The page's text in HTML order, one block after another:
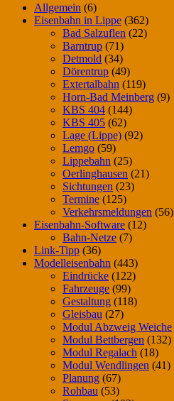
Allgemein (6)
Eisenbahn in Lippe (362)
Bad Salzuflen (22)
Barntrup (71)
Detmold (34)
Dörentrup (49)
Extertalbahn (119)
Horn-Bad Meinberg (9)
KBS 404 (144)
KBS 405 (62)
Lage (Lippe) (92)
Lemgo (59)
Lippebahn (25)
Oerlinghausen (21)
Sichtungen (23)
Termine (125)
Verkehrsmeldungen (56)
Eisenbahn-Software (12)
Bahn-Netze (7)
Link-Tipp (36)
Modelleisenbahn (443)
Eindrücke (122)
Fahrzeuge (99)
Gestaltung (118)
Gleisbau (27)
Modul Abzweig Weiche
Modul Bettbergen (132)
Modul Regalach (18)
Modul Wendlingen (41)
Planung (67)
Rohbau (53)